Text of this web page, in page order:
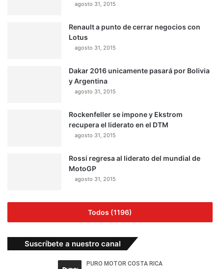
agosto 31, 2015
Renault a punto de cerrar negocios con
Lotus
agosto 31, 2015
Dakar 2016 unicamente pasará por Bolivia
y Argentina
agosto 31, 2015
Rockenfeller se impone y Ekstrom
recupera el liderato en el DTM
agosto 31, 2015
Rossi regresa al liderato del mundial de
MotoGP
agosto 31, 2015
Todos (1196)
Suscríbete a nuestro canal